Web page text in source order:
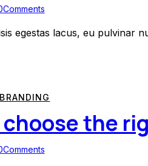
Comments
egestas lacus, eu pulvinar
choose the
Comments